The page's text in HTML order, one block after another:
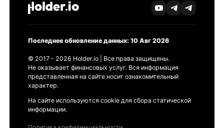
Последнее обновление данных: 10 Авг 2026
© 2017 - 2026 Holder.io | Все права защищены.
Не оказывает финансовых услуг. Вся информация
представленная на сайте носит ознакомительный
характер.
На сайте используются cookie для сбора статической
информации.